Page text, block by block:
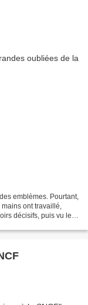
emblèmes. Pourtant,
mains ont travaillé,
décisifs, puis vu leur